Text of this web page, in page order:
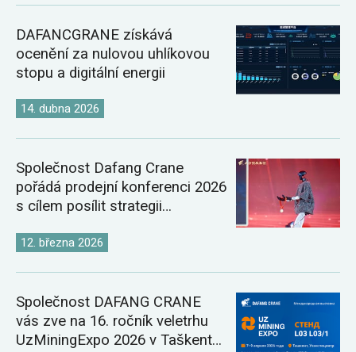
DAFANCGRANE získává
ocenění za nulovou uhlíkovou
stopu a digitální energii
14. dubna 2026
Společnost Dafang Crane
pořádá prodejní konferenci 2026
s cílem posílit strategii
12. března 2026
Společnost DAFANG CRANE
vás zve na 16. ročník veletrhu
UzMiningExpo 2026 v Taškentu